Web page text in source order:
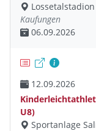
Lossetalstadion
Kaufungen
06.09.2026
12.09.2026
U8)
Sportanlage